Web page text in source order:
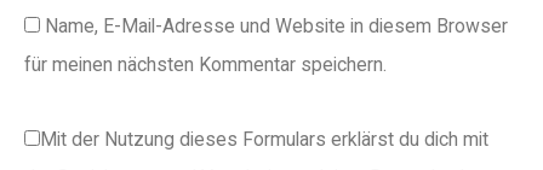
Name, E-Mail-Adresse und Website in diesem Browser
für meinen nächsten Kommentar speichern.
Mit der Nutzung dieses Formulars erklärst du dich mit